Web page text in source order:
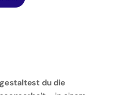
du die